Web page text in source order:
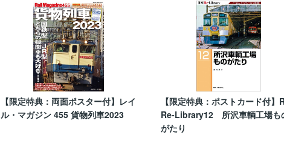
【限定特典：両面ポスター付】レイ
ル・マガジン 455 貨物列車2023
【限定特典：ポストカード付】
Re-Library12 所沢車輌工場も
がたり